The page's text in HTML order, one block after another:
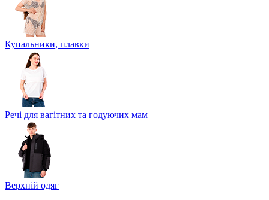
Купальники, плавки
Речі для вагітних та годуючих мам
Верхній одяг